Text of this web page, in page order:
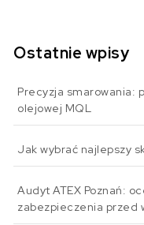
Ostatnie wpisy
Precyzja smarowania:
olejowej MQL
Jak wybrać najlepszy
Audyt ATEX Poznań:
zabezpieczenia przed